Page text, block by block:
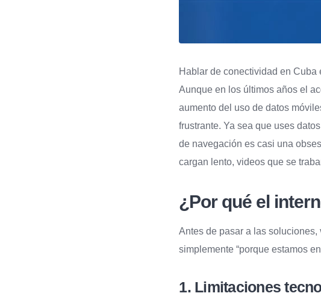
Hablar de conectividad en
Aunque en los últimos años el
aumento del uso de datos
frustrante. Ya sea que uses
de navegación es casi una
cargan lento, videos que se
¿Por qué el
Antes de pasar a las
simplemente “porque estamos
1. Limitaciones